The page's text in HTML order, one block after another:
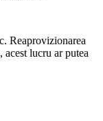
Reaprovizionarea
acest lucru ar putea